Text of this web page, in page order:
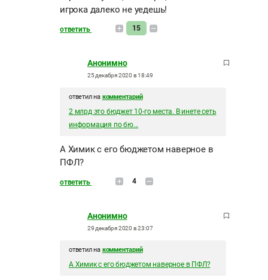
игрока далеко не уедешь!
ответить 15
Анонимно
25 декабря 2020 в 18:49
ответил на комментарий
2 млрд это бюджет 10-го места. В инете сеть
информация по бю...
А Химик с его бюджетом наверное в
ПФЛ?
ответить 4
Анонимно
29 декабря 2020 в 23:07
ответил на комментарий
А Химик с его бюджетом наверное в ПФЛ?